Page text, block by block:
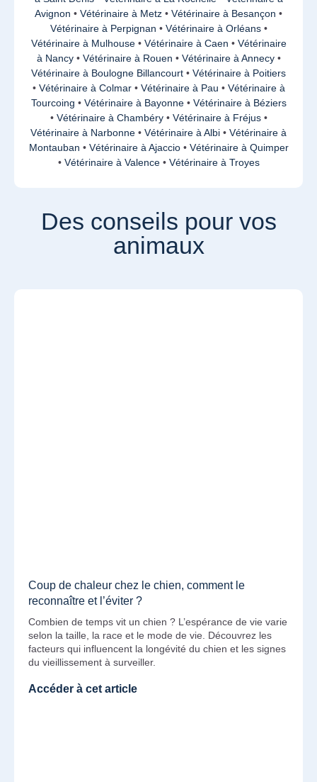
Avignon • Vétérinaire à Metz • Vétérinaire à Besançon •
Vétérinaire à Perpignan • Vétérinaire à Orléans•
Vétérinaire à Mulhouse• Vétérinaire à Caen • Vétérinaire
à Nancy• Vétérinaire à Rouen • Vétérinaire à Annecy•
Vétérinaire à Boulogne Billancourt • Vétérinaire à Poitiers
• Vétérinaire à Colmar• Vétérinaire à Pau • Vétérinaire à
Tourcoing • Vétérinaire à Bayonne• Vétérinaire à Béziers
• Vétérinaire à Chambéry• Vétérinaire à Fréjus•
Vétérinaire à Narbonne • Vétérinaire à Albi • Vétérinaire à
Montauban • Vétérinaire à Ajaccio• Vétérinaire à Quimper
• Vétérinaire à Valence• Vétérinaire à Troyes
Des conseils pour vos
animaux
Coup de chaleur chez le chien, comment le
reconnaître et l’éviter ?
Combien de temps vit un chien ? L’espérance de vie varie
selon la taille, la race et le mode de vie. Découvrez les
facteurs qui influencent la longévité du chien et les signes
du vieillissement à surveiller.
Accéder à cet article